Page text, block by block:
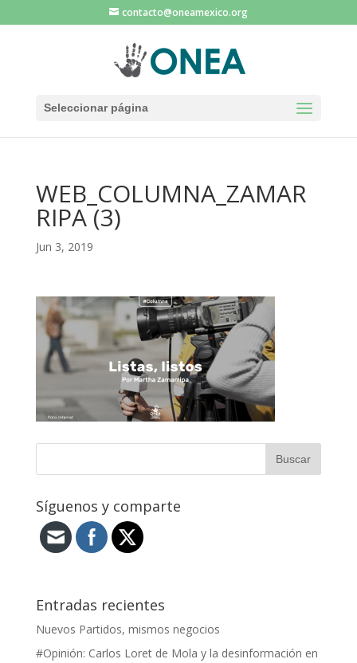
contacto@oneamexico.org
Seleccionar página
WEB_COLUMNA_ZAMAR
RIPA (3)
Jun 3, 2019
Síguenos y comparte
Entradas recientes
Nuevos Partidos, mismos negocios
#Opinión: Carlos Loret de Mola y la desinformación en